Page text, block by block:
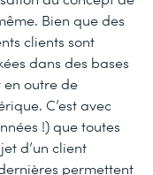
Bien que des
clients sont
dans des bases
en outre de
C’est avec
!) que toutes
d’un client
permettent